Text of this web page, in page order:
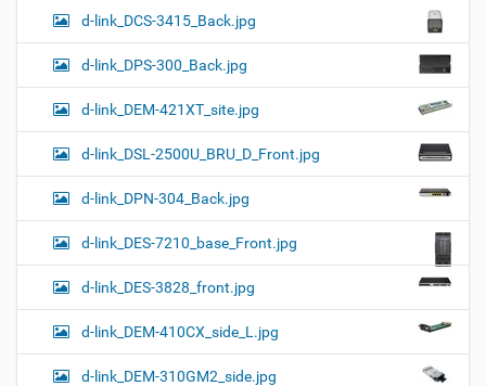
d-link_DCS-3415_Back.jpg
d-link_DPS-300_Back.jpg
d-link_DEM-421XT_site.jpg
d-link_DSL-2500U_BRU_D_Front.jpg
d-link_DPN-304_Back.jpg
d-link_DES-7210_base_Front.jpg
d-link_DES-3828_front.jpg
d-link_DEM-410CX_side_L.jpg
d-link_DEM-310GM2_side.jpg